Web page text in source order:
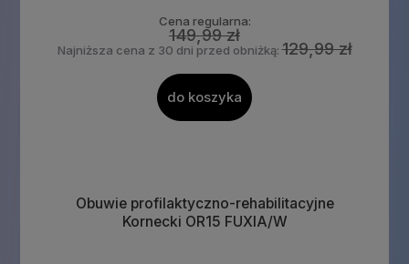
Cena regularna:
149,99 zł
Najniższa cena z 30 dni przed obniżką:129,99 zł
do koszyka
Obuwie profilaktyczno-rehabilitacyjne
Kornecki OR15 FUXIA/W